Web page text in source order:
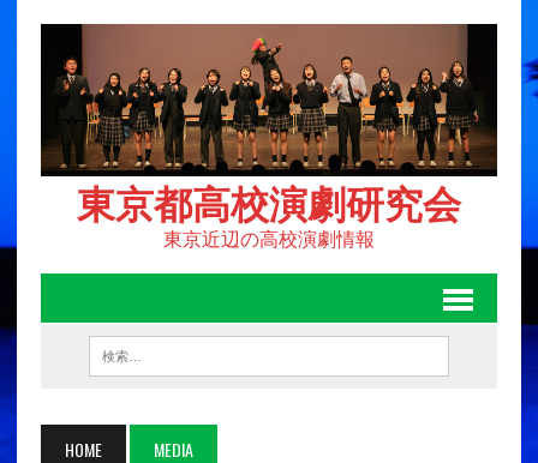
東京都高校演劇研究会
東京近辺の高校演劇情報
HOME MEDIA